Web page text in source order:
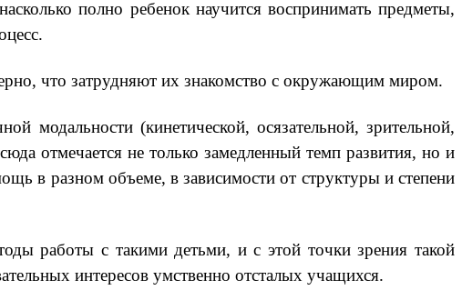
полно ребенок научится воспринимать предметы,
что затрудняют их знакомство с окружающим миром.
(кинетической, осязательной, зрительной,
отмечается не только замедленный темп развития, но и
в разном объеме, в зависимости от структуры и степени
работы с такими детьми, и с этой точки зрения такой
интересов умственно отсталых учащихся.